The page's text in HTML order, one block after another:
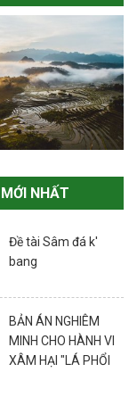
NHẤT
Đề tài Sâm đá k'
bang
BẢN ÁN NGHIÊM
MINH CHO HÀNH VI
XÂM HẠI "LÁ PHỔI